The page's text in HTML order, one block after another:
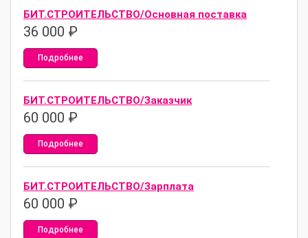
БИТ.СТРОИТЕЛЬСТВО/Основная поставка
36 000 ₽
Подробнее
БИТ.СТРОИТЕЛЬСТВО/Заказчик
60 000 ₽
Подробнее
БИТ.СТРОИТЕЛЬСТВО/Зарплата
60 000 ₽
Подробнее